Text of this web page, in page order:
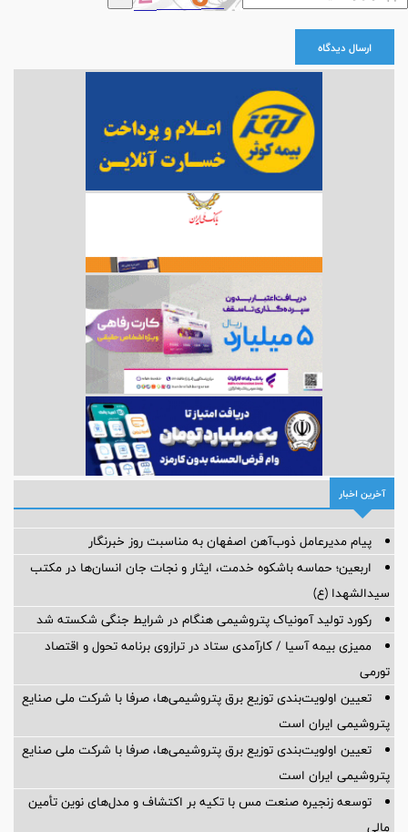
ارسال دیدگاه
آخرین اخبار
پیام مدیرعامل ذوب‌آهن اصفهان به مناسبت روز خبرنگار
اربعین؛ حماسه باشکوه خدمت، ایثار و نجات جان انسان‌ها در مکتب
سیدالشهدا (ع)
رکورد تولید آمونیاک پتروشیمی هنگام در شرایط جنگی شکسته شد
ممیزی بیمه آسیا / کارآمدی ستاد در ترازوی برنامه تحول و اقتصاد
تورمی
تعیین اولویت‌بندی توزیع برق پتروشیمی‌ها، صرفا با شرکت ملی صنایع
پتروشیمی ایران است
تعیین اولویت‌بندی توزیع برق پتروشیمی‌ها، صرفا با شرکت ملی صنایع
پتروشیمی ایران است
توسعه زنجیره صنعت مس با تکیه بر اکتشاف و مدل‌های نوین تأمین
مالی